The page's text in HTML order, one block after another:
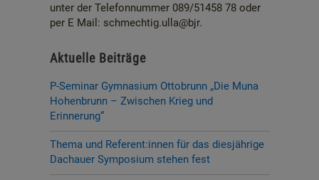
unter der Telefonnummer 089/51458 78 oder
per E Mail: schmechtig.ulla@bjr.
Aktuelle Beiträge
P-Seminar Gymnasium Ottobrunn „Die Muna
Hohenbrunn – Zwischen Krieg und
Erinnerung“
Thema und Referent:innen für das diesjährige
Dachauer Symposium stehen fest